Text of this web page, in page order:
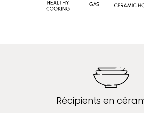
Récipients en